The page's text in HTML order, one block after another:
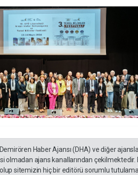
Haber Ajansı (DHA) ve diğer
ajans kanallarından çekilmektedir.
sitemizin hiç bir editörü sorumlu